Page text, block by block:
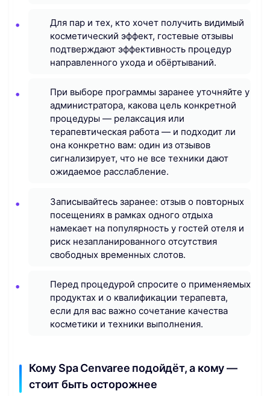
Для пар и тех, кто хочет получить видимый
косметический эффект, гостевые отзывы
подтверждают эффективность процедур
направленного ухода и обёртываний.
При выборе программы заранее уточняйте у
администратора, какова цель конкретной
процедуры — релаксация или
терапевтическая работа — и подходит ли
она конкретно вам: один из отзывов
сигнализирует, что не все техники дают
ожидаемое расслабление.
Записывайтесь заранее: отзыв о повторных
посещениях в рамках одного отдыха
намекает на популярность у гостей отеля и
риск незапланированного отсутствия
свободных временных слотов.
Перед процедурой спросите о применяемых
продуктах и о квалификации терапевта,
если для вас важно сочетание качества
косметики и техники выполнения.
Кому Spa Cenvaree подойдёт, а кому —
стоит быть осторожнее